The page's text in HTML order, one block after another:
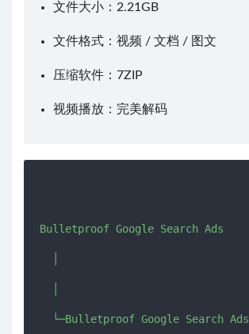
文件大小：2.21GB
文件格式：视频 / 文档 / 图文
压缩软件： 7ZIP
视频播放： 完美解码
Bulletproof Google Search Ads
  └─Bulletproof Google Search Ads